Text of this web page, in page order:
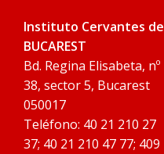
Instituto Cervantes de
BUCAREST
Bd. Regina Elisabeta, nº
38, sector 5, Bucarest
050017
Teléfono: 40 21 210 27
37; 40 21 210 47 77; 409